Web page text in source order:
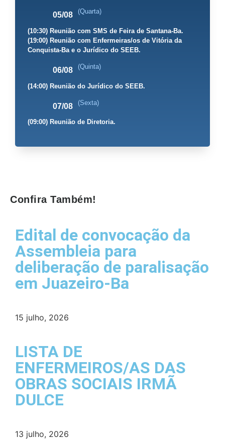
05/08 (Quarta)
(10:30) Reunião com SMS de Feira de Santana-Ba.
(19:00) Reunião com Enfermeiras/os de Vitória da
Conquista-Ba e o Jurídico do SEEB.
06/08 (Quinta)
(14:00) Reunião do Jurídico do SEEB.
07/08 (Sexta)
(09:00) Reunião de Diretoria.
Confira Também!
Edital de convocação da
Assembleia para
deliberação de paralisação
em Juazeiro-Ba
15 julho, 2026
LISTA DE
ENFERMEIROS/AS DAS
OBRAS SOCIAIS IRMÃ
DULCE
13 julho, 2026